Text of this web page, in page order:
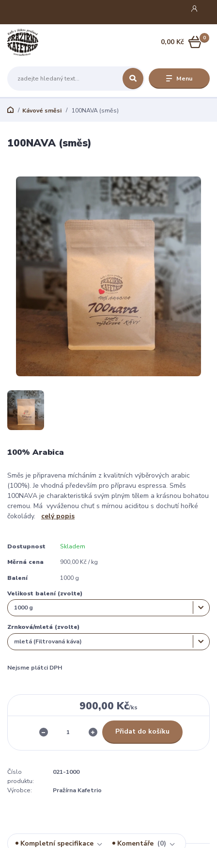
Menu
0
0,00 Kč
Kávové směsi 100NAVA (směs)
100NAVA (směs)
100% Arabica
Směs je připravena mícháním z kvalitních výběrových arabic
(100%). Je vhodná především pro přípravu espressa. Směs
100NAVA je charakteristiká svým plným tělem a krásnou bohatou
cremou. Má vyváženou chuť s mírnou aciditou s dochutí hořké
čokolády. celý popis
Dostupnost Skladem
Měrná cena 900,00 Kč / kg
Balení 1000 g
Velikost balení (zvolte)
Zrnková/mletá (zvolte)
Nejsme plátci DPH
900,00 Kč/ks
Přidat do košíku
Číslo
produktu:
021-1000
Výrobce: Pražírna Kafetrio
Kompletní specifikace Komentáře 0